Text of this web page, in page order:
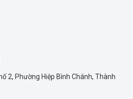
2, Phường Hiệp Bình Chánh, Thành